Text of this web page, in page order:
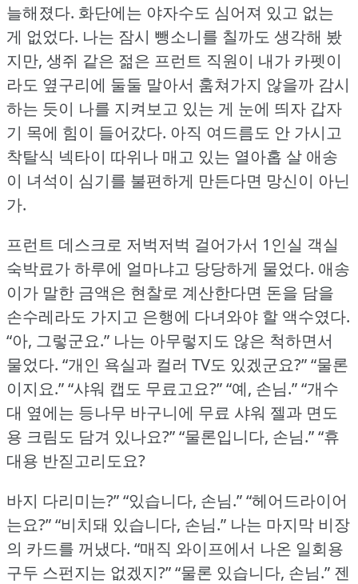
늘해졌다. 화단에는 야자수도 심어져 있고 없는
게 없었다. 나는 잠시 뺑소니를 칠까도 생각해 봤
지만, 생쥐 같은 젊은 프런트 직원이 내가 카펫이
라도 옆구리에 둘둘 말아서 훔쳐가지 않을까 감시
하는 듯이 나를 지켜보고 있는 게 눈에 띄자 갑자
기 목에 힘이 들어갔다. 아직 여드름도 안 가시고
착탈식 넥타이 따위나 매고 있는 열아홉 살 애송
이 녀석이 심기를 불편하게 만든다면 망신이 아닌
가.
프런트 데스크로 저벅저벅 걸어가서 1인실 객실
숙박료가 하루에 얼마냐고 당당하게 물었다. 애송
이가 말한 금액은 현찰로 계산한다면 돈을 담을
손수레라도 가지고 은행에 다녀와야 할 액수였다.
“아, 그렇군요.” 나는 아무렇지도 않은 척하면서
물었다. “개인 욕실과 컬러 TV도 있겠군요?” “물론
이지요.” “샤워 캡도 무료고요?” “예, 손님.” “개수
대 옆에는 등나무 바구니에 무료 샤워 젤과 면도
용 크림도 담겨 있나요?” “물론입니다, 손님.” “휴
대용 반짇고리도요?
바지 다리미는?” “있습니다, 손님.” “헤어드라이어
는요?” “비치돼 있습니다, 손님.” 나는 마지막 비장
의 카드를 꺼냈다. “매직 와이프에서 나온 일회용
구두 스펀지는 없겠지?” “물론 있습니다, 손님.” 젠